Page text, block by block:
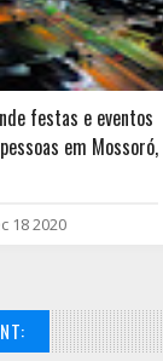
festas e eventos
em Mossoró,
18 2020